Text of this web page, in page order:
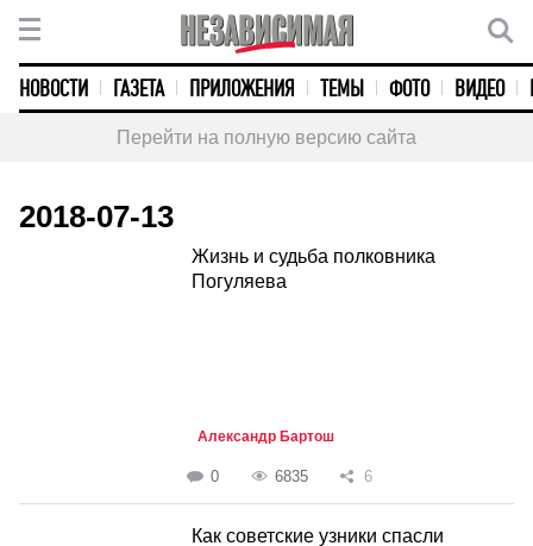
НОВОСТИ ГАЗЕТА ПРИЛОЖЕНИЯ ТЕМЫ ФОТО ВИДЕО
Перейти на полную версию сайта
2018-07-13
Жизнь и судьба полковника
Погуляева
Александр Бартош
0 6835 6
Как советские узники спасли